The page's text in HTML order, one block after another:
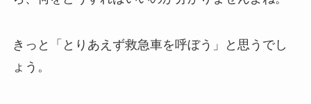
きっと「とりあえず救急車を呼ぼう」と思うでし
ょう。